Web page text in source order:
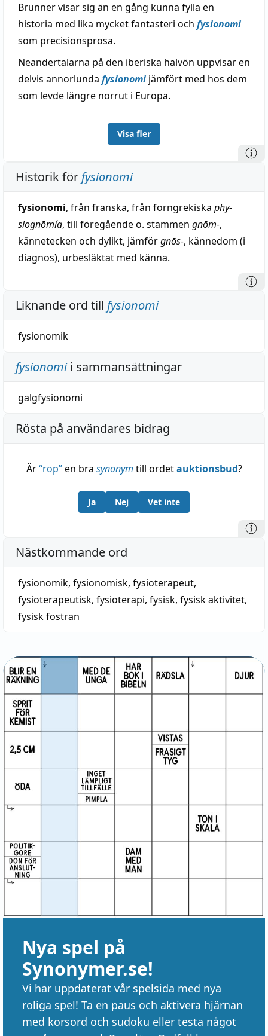
Brunner visar sig än en gång kunna fylla en
historia med lika mycket fantasteri och fysionomi
som precisionsprosa.
Neandertalarna på den iberiska halvön uppvisar en
delvis annorlunda fysionomi jämfört med hos dem
som levde längre norrut i Europa.
Visa fler
Historik för fysionomi
fysionomi, från franska, från forngrekiska phy-
slognōmía, till föregående o. stammen gnōm-,
kännetecken och dylikt, jämförgnōs-, kännedom (i
diagnos), urbesläktat med känna.
Liknande ord till fysionomi
fysionomik
fysionomii sammansättningar
galgfysionomi
Rösta på användares bidrag
Är“rop”en bra synonym till ordetauktionsbud?
Ja Nej Vet inte
Nästkommande ord
fysionomik, fysionomisk, fysioterapeut,
fysioterapeutisk, fysioterapi, fysisk, fysisk aktivitet,
fysisk fostran
Nya spel på
Synonymer.se!
Vi har uppdaterat vår spelsida med nya
roliga spel! Ta en paus och aktivera hjärnan
med korsord och sudoku eller testa något